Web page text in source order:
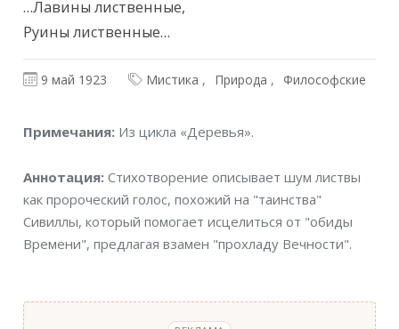
…Лавины лиственные,
Руины лиственные…
9 май 1923 Мистика Природа Философские
Примечания
Примечания: Из цикла «Деревья».
Аннотация
Аннотация:Стихотворение описывает шум листвы
как пророческий голос, похожий на "таинства"
Сивиллы, который помогает исцелиться от "обиды
Времени", предлагая взамен "прохладу Вечности".